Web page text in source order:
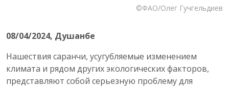
©ФАО/Олег Гучгельдиев
08/04/2024, Душанбе
Нашествия саранчи, усугубляемые изменением
климата и рядом других экологических факторов,
представляют собой серьезную проблему для